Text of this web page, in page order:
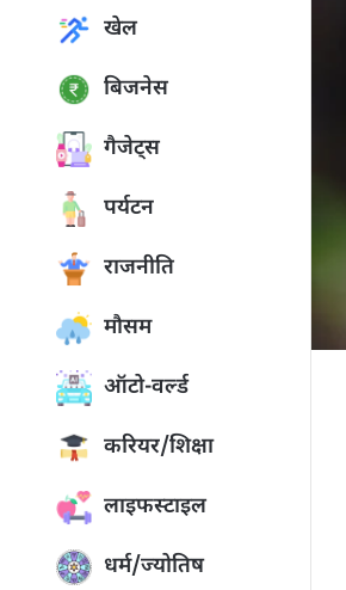
खेल
बिजनेस
गैजेट्स
पर्यटन
राजनीति
मौसम
ऑटो-वर्ल्ड
करियर/शिक्षा
लाइफस्टाइल
धर्म/ज्योतिष